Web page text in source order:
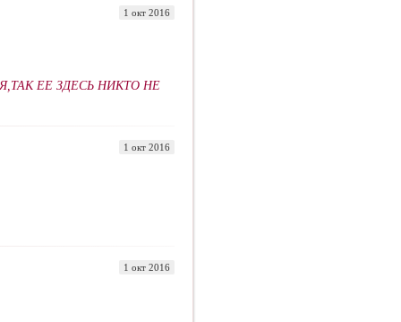
1 окт 2016
ЕЕ ЗДЕСЬ НИКТО НЕ
1 окт 2016
1 окт 2016